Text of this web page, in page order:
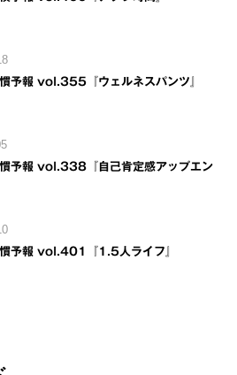
慣予報 vol.355『ウェルネスパンツ』
慣予報 vol.338『自己肯定感アップエン
慣予報 vol.401『1.5人ライフ』